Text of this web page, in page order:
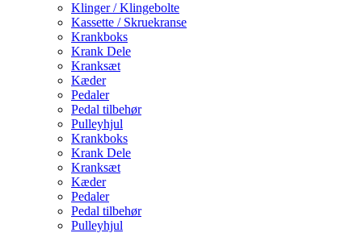
Klinger / Klingebolte
Kassette / Skruekranse
Krankboks
Krank Dele
Kranksæt
Kæder
Pedaler
Pedal tilbehør
Pulleyhjul
Krankboks
Krank Dele
Kranksæt
Kæder
Pedaler
Pedal tilbehør
Pulleyhjul